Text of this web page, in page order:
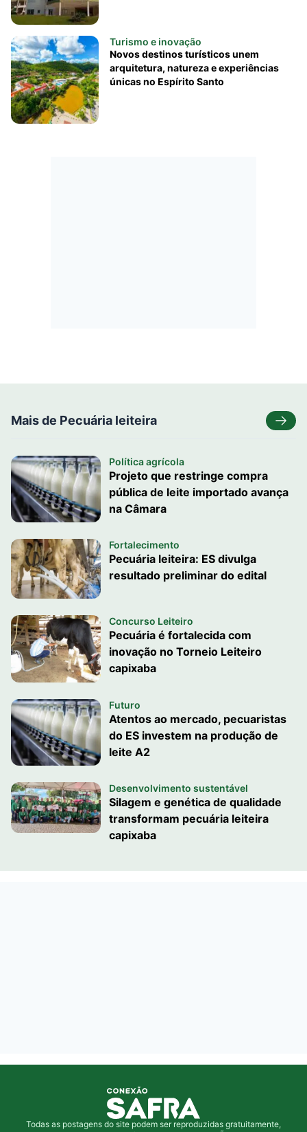
Turismo e inovação
Novos destinos turísticos unem
arquitetura, natureza e experiências
únicas no Espírito Santo
Mais de Pecuária leiteira
Política agrícola
Projeto que restringe compra
pública de leite importado avança
na Câmara
Fortalecimento
Pecuária leiteira: ES divulga
resultado preliminar do edital
Concurso Leiteiro
Pecuária é fortalecida com
inovação no Torneio Leiteiro
capixaba
Futuro
Atentos ao mercado, pecuaristas
do ES investem na produção de
leite A2
Desenvolvimento sustentável
Silagem e genética de qualidade
transformam pecuária leiteira
capixaba
Todas as postagens do site podem ser reproduzidas gratuitamente,